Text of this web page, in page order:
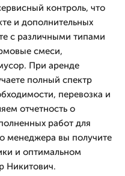
контроль, что
и дополнительных
с различными типами
смеси,
При аренде
полный спектр
перевозка и
отчетность о
работ для
менеджера вы получите
и оптимальном
Никитович.